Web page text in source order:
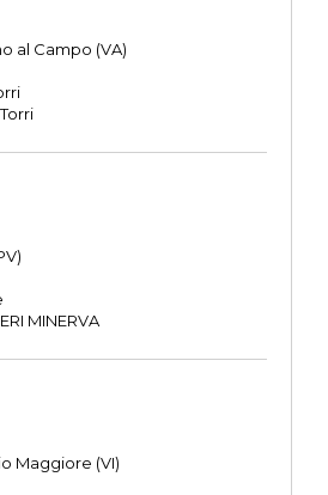
al Campo (VA)
MINERVA
Maggiore (VI)